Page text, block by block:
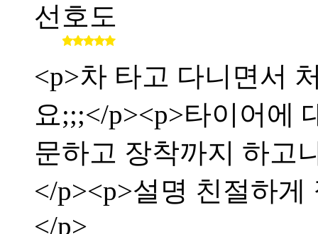
선호도
<p>차 타고 다니면서
요;;;</p><p>타이어에
문하고 장착까지 하고
</p><p>설명 친절하
</p>